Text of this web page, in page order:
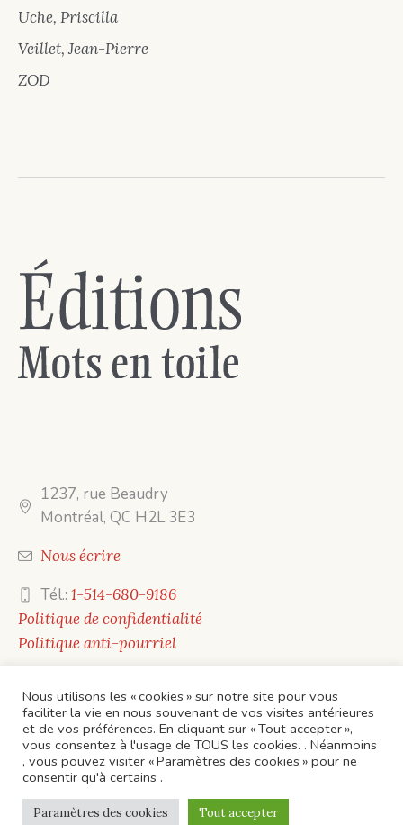
Uche, Priscilla
Veillet, Jean-Pierre
ZOD
1237, rue Beaudry
Montréal, QC H2L 3E3
Nous écrire
Tél.:1-514-680-9186
Politique de confidentialité
Politique anti-pourriel
ACCUEIL CONTACTS ÉVÈNEMENTS
Politique de confidentialité/ Éditions Mots en toile ©
Nous utilisons les « cookies » sur notre site pour vous
faciliter la vie en nous souvenant de vos visites antérieures
et de vos préférences. En cliquant sur « Tout accepter »,
vous consentez à l'usage de TOUS les cookies. . Néanmoins
, vous pouvez visiter « Paramètres des cookies » pour ne
consentir qu'à certains .
Paramètres des cookies Tout accepter